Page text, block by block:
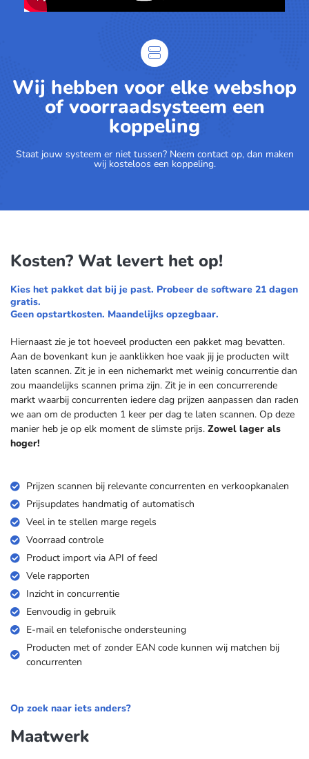
Wij hebben voor elke webshop
of voorraadsysteem een
koppeling
Staat jouw systeem er niet tussen? Neem contact op, dan maken
wij kosteloos een koppeling.
Kosten? Wat levert het op!
Kies het pakket dat bij je past. Probeer de software 21 dagen
gratis.
Geen opstartkosten. Maandelijks opzegbaar.
Hiernaast zie je tot hoeveel producten een pakket mag bevatten.
Aan de bovenkant kun je aanklikken hoe vaak jij je producten wilt
laten scannen. Zit je in een nichemarkt met weinig concurrentie dan
zou maandelijks scannen prima zijn. Zit je in een concurrerende
markt waarbij concurrenten iedere dag prijzen aanpassen dan raden
we aan om de producten 1 keer per dag te laten scannen. Op deze
manier heb je op elk moment de slimste prijs. Zowel lager als
hoger!
Prijzen scannen bij relevante concurrenten en verkoopkanalen
Prijsupdates handmatig of automatisch
Veel in te stellen marge regels
Voorraad controle
Product import via API of feed
Vele rapporten
Inzicht in concurrentie
Eenvoudig in gebruik
E-mail en telefonische ondersteuning
Producten met of zonder EAN code kunnen wij matchen bij
concurrenten
Op zoek naar iets anders?
Maatwerk